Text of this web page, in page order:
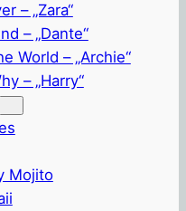
– „Zara“
– „Dante“
World – „Archie“
– „Harry“
Mojito